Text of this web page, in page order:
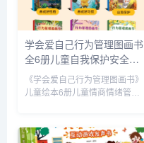
学会爱自己行为管理图画书
全6册儿童自我保护安全教
育绘本幼儿园早教书安全意
识启蒙宝宝睡前故事书儿童
《学会爱自己行为管理图画书》
儿童绘本6册儿童情商情绪管
图精美，专为0-9岁学前幼儿园